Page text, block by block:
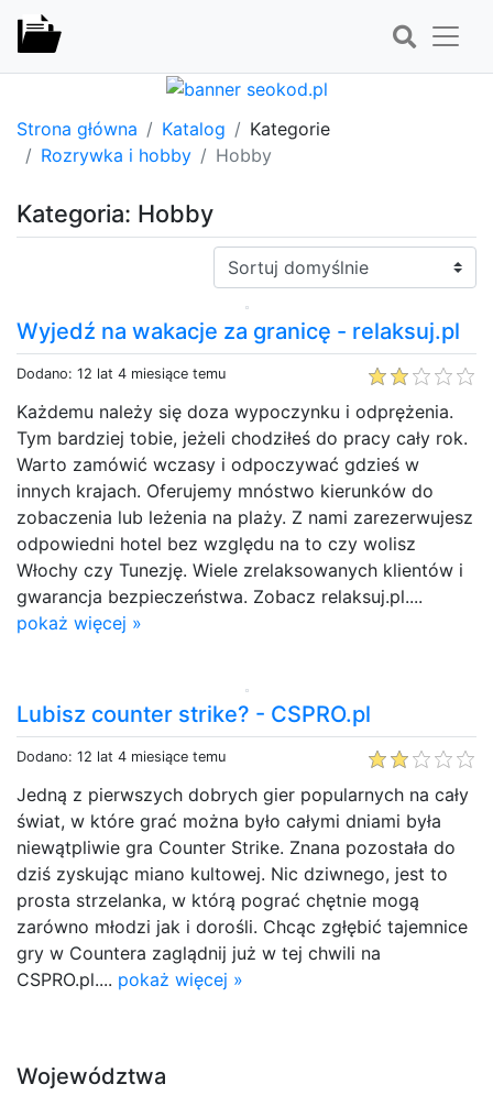
Strona główna Katalog
Kategorie
Rozrywka i hobby
Hobby
Kategoria: Hobby
Sortuj:
Wyjedź na wakacje za granicę - relaksuj.pl
Dodano: 12 lat 4 miesiące temu
Każdemu należy się doza wypoczynku i odprężenia.
Tym bardziej tobie, jeżeli chodziłeś do pracy cały rok.
Warto zamówić wczasy i odpoczywać gdzieś w
innych krajach. Oferujemy mnóstwo kierunków do
zobaczenia lub leżenia na plaży. Z nami zarezerwujesz
odpowiedni hotel bez względu na to czy wolisz
Włochy czy Tunezję. Wiele zrelaksowanych klientów i
gwarancja bezpieczeństwa. Zobacz relaksuj.pl....
pokaż więcej »
Lubisz counter strike? - CSPRO.pl
Dodano: 12 lat 4 miesiące temu
Jedną z pierwszych dobrych gier popularnych na cały
świat, w które grać można było całymi dniami była
niewątpliwie gra Counter Strike. Znana pozostała do
dziś zyskując miano kultowej. Nic dziwnego, jest to
prosta strzelanka, w którą pograć chętnie mogą
zarówno młodzi jak i dorośli. Chcąc zgłębić tajemnice
gry w Countera zaglądnij już w tej chwili na
CSPRO.pl.... pokaż więcej »
Województwa